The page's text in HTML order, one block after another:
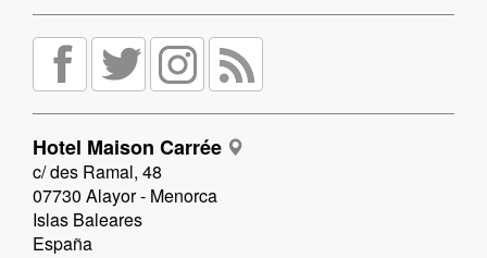
Hotel Maison Carrée
c/ des Ramal, 48
07730 Alayor - Menorca
Islas Baleares
España